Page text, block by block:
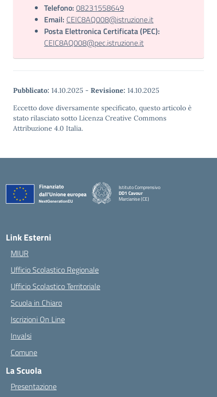
Telefono: 08231558649
Email: CEIC8AQ008@istruzione.it
Posta Elettronica Certificata (PEC):
CEIC8AQ008@pec.istruzione.it
Pubblicato: 14.10.2025 - Revisione: 14.10.2025
Eccetto dove diversamente specificato, questo articolo è
stato rilasciato sotto Licenza Creative Commons
Attribuzione 4.0 Italia.
Istituto Comprensivo
DD1 Cavour
Marcianise (CE)
Link Esterni
MIUR
Ufficio Scolastico Regionale
Ufficio Scolastico Territoriale
Scuola in Chiaro
Iscrizioni On Line
Invalsi
Comune
La Scuola
Presentazione